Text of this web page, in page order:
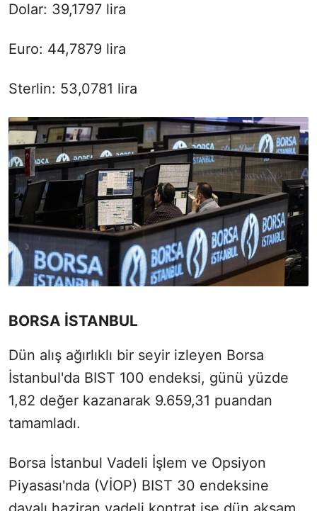
Dolar: 39,1797 lira
Euro: 44,7879 lira
Sterlin: 53,0781 lira
BORSA İSTANBUL
Dün alış ağırlıklı bir seyir izleyen Borsa
İstanbul'da BIST 100 endeksi, günü yüzde
1,82 değer kazanarak 9.659,31 puandan
tamamladı.
Borsa İstanbul Vadeli İşlem ve Opsiyon
Piyasası'nda (VİOP) BIST 30 endeksine